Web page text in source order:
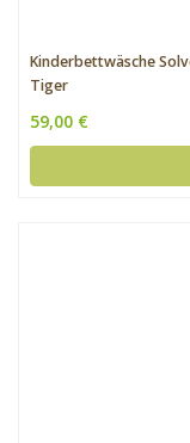
Kinderbettwäsche
Tiger
59,00 €